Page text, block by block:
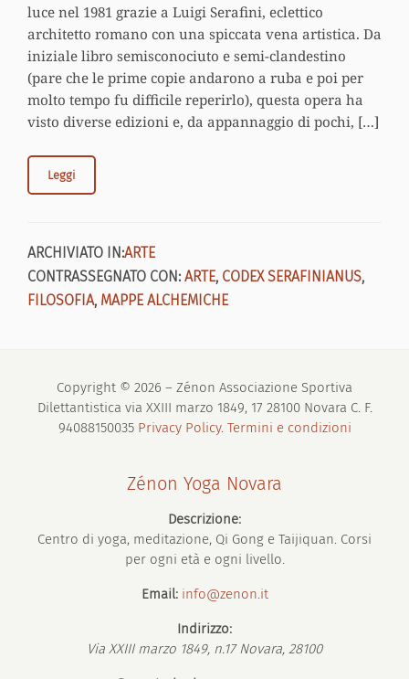
luce nel 1981 grazie a Luigi Serafini, eclettico
architetto romano con una spiccata vena artistica. Da
iniziale libro semisconociuto e semi-clandestino
(pare che le prime copie andarono a ruba e poi per
molto tempo fu difficile reperirlo), questa opera ha
visto diverse edizioni e, da appannaggio di pochi, […]
Leggi
ARCHIVIATO IN:ARTE
CONTRASSEGNATO CON: ARTE, CODEX SERAFINIANUS,
FILOSOFIA, MAPPE ALCHEMICHE
Copyright © 2026 – Zénon Associazione Sportiva
Dilettantistica via XXIII marzo 1849, 17 28100 Novara C. F.
94088150035 Privacy Policy. Termini e condizioni
Zénon Yoga Novara
Descrizione:
Centro di yoga, meditazione, Qi Gong e Taijiquan. Corsi
per ogni età e ogni livello.
Email: info@zenon.it
Indirizzo:
Via XXIII marzo 1849, n.17 Novara, 28100